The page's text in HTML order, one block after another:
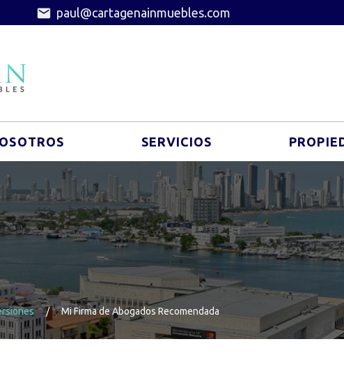
paul@cartagenainmuebles.com
SERVICIOS
Mi Firma de Abogados Recomendada